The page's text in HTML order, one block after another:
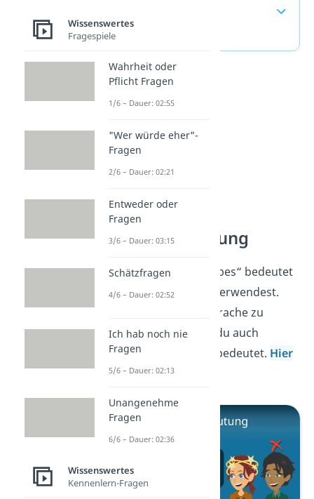
(ausklappen)
Delulu Bedeutung
Jetzt weißt du, was „Vibes“ bedeutet
und wie du das Wort verwendest.
Aber um die Jugendsprache zu
beherrschen, solltest du auch
wissen, was
bedeutet. Hier
erklären wir es dir!
Wissenswertes
Fragespiele
Wahrheit oder
Pflicht Fragen
1/6 – Dauer: 02:55
"Wer würde eher"-
Fragen
2/6 – Dauer: 02:21
Entweder oder
Fragen
3/6 – Dauer: 03:15
Schätzfragen
4/6 – Dauer: 02:52
Ich hab noch nie
Fragen
5/6 – Dauer: 02:13
Unangenehme
Fragen
6/6 – Dauer: 02:36
Wissenswertes
Kennenlern-Fragen